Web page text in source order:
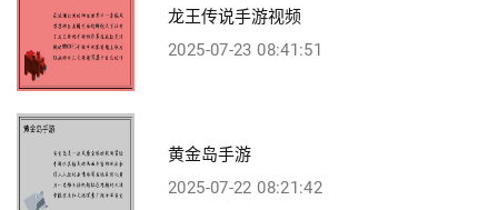
龙王传说手游视频
2025-07-23 08:41:51
黄金岛手游
2025-07-22 08:21:42